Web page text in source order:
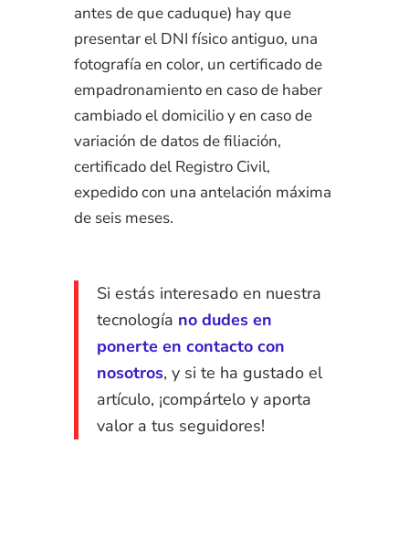
antes de que caduque) hay que
presentar el DNI físico antiguo, una
fotografía en color, un certificado de
empadronamiento en caso de haber
cambiado el domicilio y en caso de
variación de datos de filiación,
certificado del Registro Civil,
expedido con una antelación máxima
de seis meses.
Si estás interesado en nuestra
tecnología no dudes en
ponerte en contacto con
nosotros, y si te ha gustado el
artículo, ¡compártelo y aporta
valor a tus seguidores!